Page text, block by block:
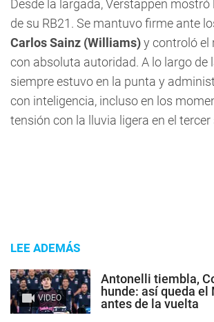
Desde la largada, Verstappen mostró
de su RB21. Se mantuvo firme ante
Carlos Sainz (Williams)y controló el
con absoluta autoridad. A lo largo de
siempre estuvo en la punta y
con inteligencia, incluso en los
tensión con la lluvia ligera en el tercer
LEE ADEMÁS
VIDEO
Antonelli tiembla,
hunde: así queda el
antes de la vuelta